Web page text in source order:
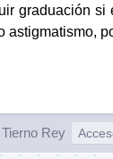
graduación si
astigmatismo,
Rey